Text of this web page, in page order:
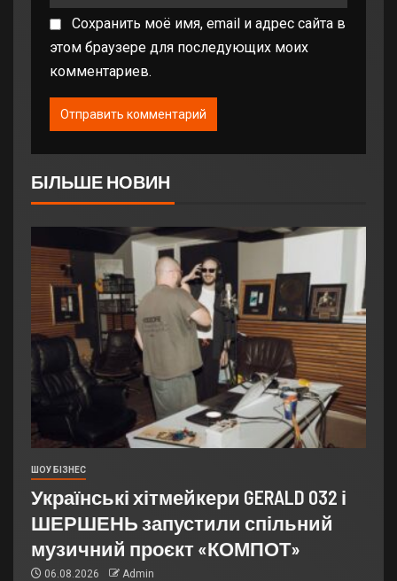
Сохранить моё имя, email и адрес сайта в
этом браузере для последующих моих
комментариев.
БІЛЬШЕ НОВИН
ШОУ БІЗНЕС
Українські хітмейкери GERALD 032 і
ШЕРШЕНЬ запустили спільний
музичний проєкт «КОМПОТ»
06.08.2026 Admin